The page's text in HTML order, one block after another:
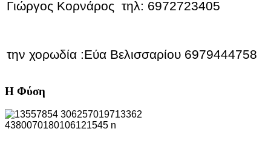
Γιώργος Κορνάρος τηλ: 6972723405
την χορωδία :Εύα Βελισσαρίου 6979444758
Η Φύση